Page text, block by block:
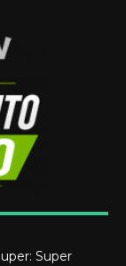
Super